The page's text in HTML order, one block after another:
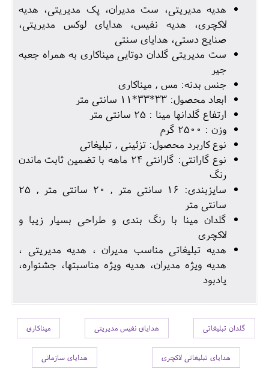
هدیه مدیریتی، ست مدیران، پک مدیریتی، هدیه
لاکچری، هدیه نفیس، هدایای لوکس مدیریتی،
صنایع دستی، هدایای سنتی
ست مدیریتی گلدان دوتایی میناکاری به همراه جعبه
جیر
جنس بدنه: مس , میناکاری
ابعاد محصول: 33*33*11 سانتی متر
ارتفاع گلدانها مینا : 25 سانتی متر
وزن : 2500 گرم
نوع کاربرد محصول: تزئینی , تبلیغاتی
نوع گارانتی: گارانتی 24 ماهه با تضمین ثابت ماندن
رنگ
سایزبندی: 16 سانتی متر , 20 سانتی متر , 25
سانتی متر
گلدان مینا با رنگ بندی و طراحی بسیار زیبا و
لاکچری
هدیه تبلیغاتی مناسب مدیران ، هدیه مدیریتی ،
هدیه ویژه مدیران، هدیه ویژه مناسبتها، جشنواره،
یادبود
گلدان تبلیغاتی هدایای نفیس مدیریتی میناکاری
هدایای تبلیغاتی لاکچری هدایای سازمانی